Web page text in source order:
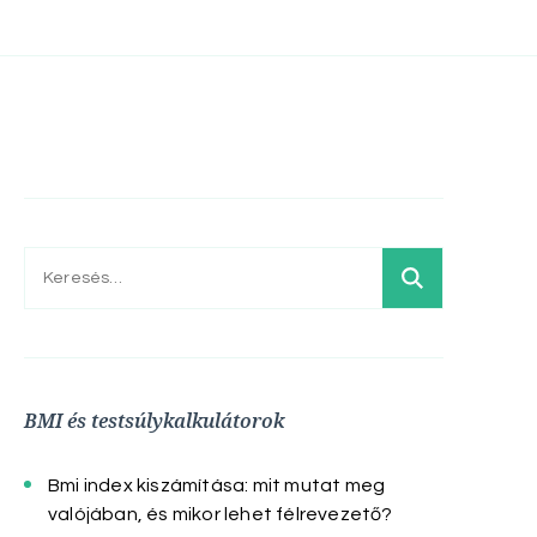
Keresés:
BMI és testsúlykalkulátorok
Bmi index kiszámítása: mit mutat meg
valójában, és mikor lehet félrevezető?